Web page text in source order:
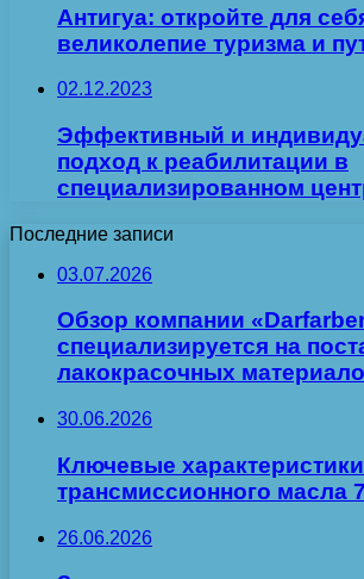
Антигуа: откройте для
великолепие туризма и
02.12.2023
Эффективный и
подход к реабилитации в
специализированном
Последние записи
03.07.2026
Обзор компании
специализируется на
лакокрасочных
30.06.2026
Ключевые характеристики
трансмиссионного масла
26.06.2026